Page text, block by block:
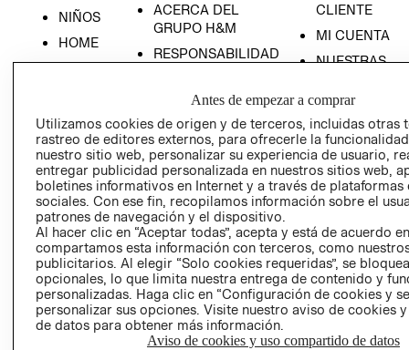
NIÑOS
HOME
ACERCA DEL
GRUPO H&M
RESPONSABILIDAD
PRENSA
RELACIÓN CON
INVERSIONISTAS
POLÍTICA
EMPRESARIAL
CLIENTE
MI CUENTA
NUESTRAS
- RETIRO EN
TIENDA
TÉRMINOS Y
CONDICIONES
AVISO DE
PRIVACIDAD
GIFT CARD
AVISO DE
COOKIES
Antes de empezar a comprar
Utilizamos cookies de origen y de terceros, incluidas otras
rastreo de editores externos, para ofrecerle la
nuestro sitio web, personalizar su experiencia de usuario,
entregar publicidad personalizada en nuestros sitios web,
boletines informativos en Internet y a través de plataformas
sociales. Con ese fin, recopilamos información sobre el
patrones de navegación y el dispositivo.
Al hacer clic en “Aceptar todas”, acepta y está de acuerdo
compartamos esta información con terceros, como
publicitarios. Al elegir “Solo cookies requeridas”, se
opcionales, lo que limita nuestra entrega de contenido y
personalizadas. Haga clic en “Configuración de cookies y
personalizar sus opciones. Visite nuestro aviso de cookies
de datos para obtener más información.
Aviso de cookies y uso compartido de datos